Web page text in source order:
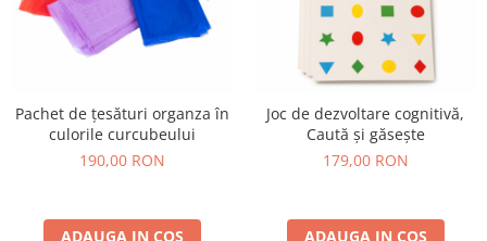
Pachet de țesături organza în
culorile curcubeului
190,00 RON
ADAUGA IN COS
Joc de dezvoltare cognitivă,
Caută și găsește
179,00 RON
ADAUGA IN COS